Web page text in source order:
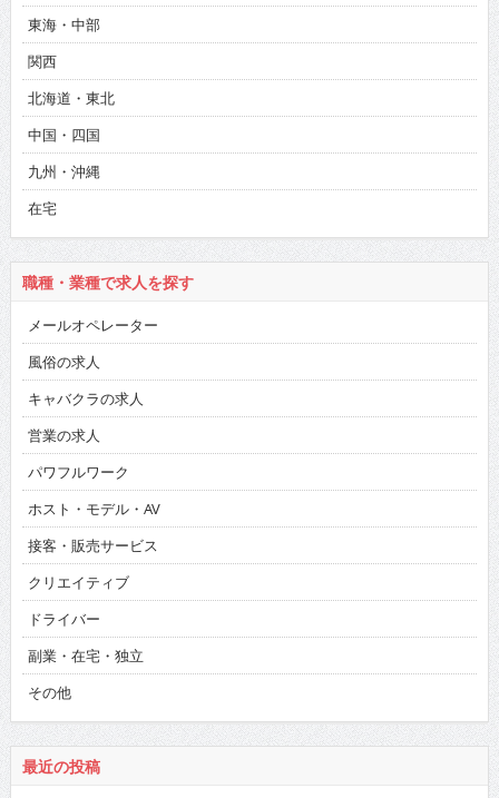
東海・中部
関西
北海道・東北
中国・四国
九州・沖縄
在宅
職種・業種で求人を探す
メールオペレーター
風俗の求人
キャバクラの求人
営業の求人
パワフルワーク
ホスト・モデル・AV
接客・販売サービス
クリエイティブ
ドライバー
副業・在宅・独立
その他
最近の投稿